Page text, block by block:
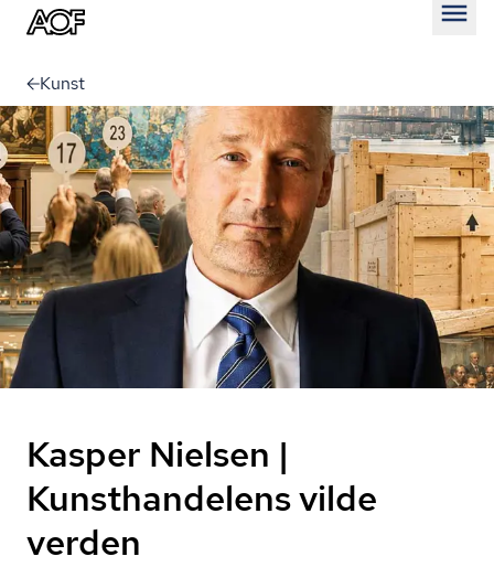
Kunst
Kasper Nielsen |
Kunsthandelens vilde
verden